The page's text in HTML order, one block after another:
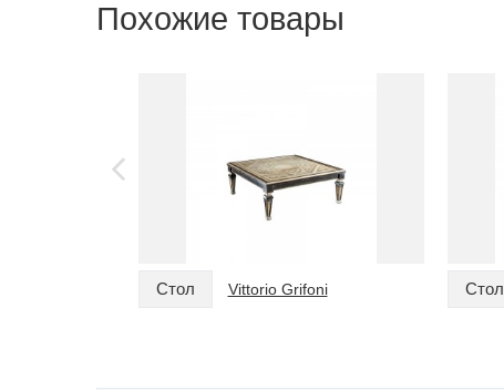
Похожие товары
Стол Vittorio Grifoni Стол